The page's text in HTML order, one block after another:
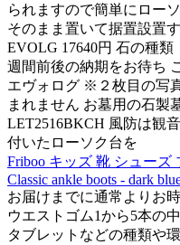
られますので簡単にロー
そのまま置いて据置設置
EVOLG 17640円 石の種
週間前後の納期をお待ち
エヴォログ ※２枚目の写
まれません お墓用の石製
LET2516BKCH 風防は観
付いたローソク台を
Friboo キッズ 靴 シューズ
Classic ankle boots - dark
お届けまでに通常よりお
ウエストゴム1から5本の
タブレットなどの種類や